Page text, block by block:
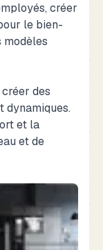
créer
le bien-
des
dynamiques.
et la
et de